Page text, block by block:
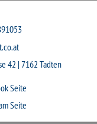
42 | 7162 Tadten
Seite
Seite